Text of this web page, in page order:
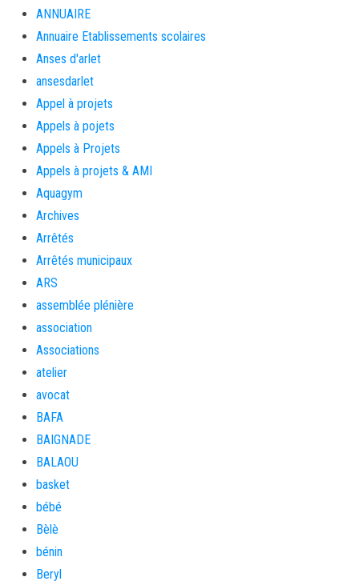
ANNUAIRE
Annuaire Etablissements scolaires
Anses d'arlet
ansesdarlet
Appel à projets
Appels à pojets
Appels à Projets
Appels à projets & AMI
Aquagym
Archives
Arrêtés
Arrêtés municipaux
ARS
assemblée plénière
association
Associations
atelier
avocat
BAFA
BAIGNADE
BALAOU
basket
bébé
Bèlè
bénin
Beryl